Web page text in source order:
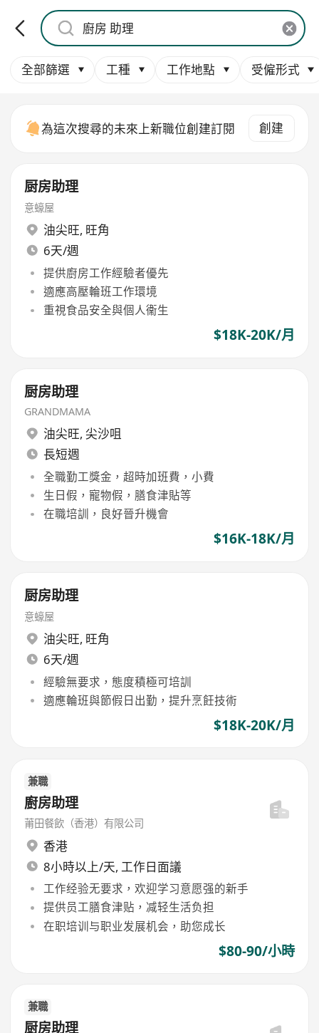
全部篩選 工種 工作地點 受僱形式
為這次搜尋的未來上新職位創建訂閱 創建
厨房助理
意蠔屋
油尖旺, 旺角
6天/週
提供廚房工作經驗者優先
適應高壓輪班工作環境
重視食品安全與個人衞生
$18K-20K/月
厨房助理
GRANDMAMA
油尖旺, 尖沙咀
長短週
全職勤工獎金，超時加班費，小費
生日假，寵物假，膳食津貼等
在職培訓，良好晉升機會
$16K-18K/月
厨房助理
意蠔屋
油尖旺, 旺角
6天/週
經驗無要求，態度積極可培訓
適應輪班與節假日出勤，提升烹飪技術
$18K-20K/月
兼職
廚房助理
莆田餐飲（香港）有限公司
香港
8小時以上/天, 工作日面議
工作经验无要求，欢迎学习意愿强的新手
提供员工膳食津贴，减轻生活负担
在职培训与职业发展机会，助您成长
$80-90/小時
兼職
厨房助理